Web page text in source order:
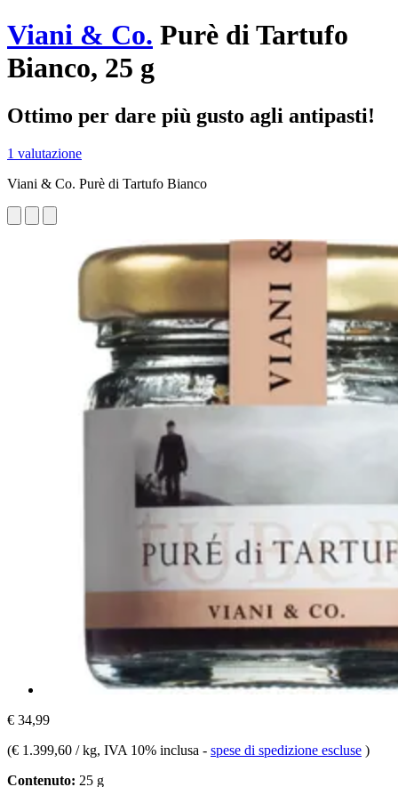
Viani & Co. Purè di Tartufo
Bianco, 25 g
Ottimo per dare più gusto agli antipasti!
1 valutazione
Viani & Co. Purè di Tartufo Bianco
€ 34,99
(€ 1.399,60 / kg, IVA 10% inclusa - spese di spedizione escluse )
Contenuto: 25 g